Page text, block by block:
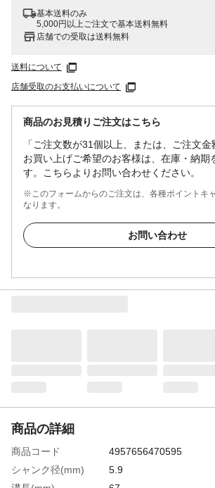
基本送料のみ
5,000円以上ご注文で基本送料無料
店舗での受取は送料無料
送料について
店舗受取のお支払いについて
商品のお見積りご注文はこちら
「ご注文数が31個以上、または、ご注文
お買い上げご希望のお客様は、在庫・納期
す。こちらよりお問い合わせください。
※このフォームからのご注文は、各種ポイントキ
なります。
お問い合わせ
商品の詳細
商品コード
4957656470595
シャンク径(mm)
5.9